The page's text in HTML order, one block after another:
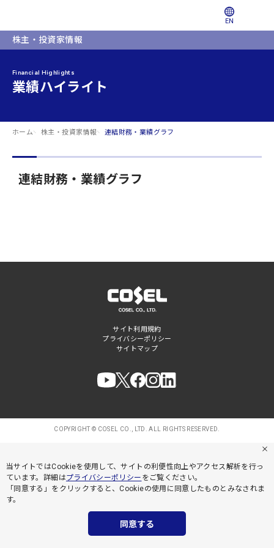
当サイトではCookieを使用して、サイトの利便性向上やアクセス解析を行っ
ています。詳細はプライバシーポリシー をご覧ください。
「同意する」をクリックすると、Cookieの使用に同意したものとみなされま
す。
同意する
EN
株主・投資家情報
Financial Highlights
業績ハイライト
ホーム 株主・投資家情報 連結財務・業績グラフ
連結財務・業績グラフ
サイト利用規約
プライバシーポリシー
サイトマップ
COPYRIGHT © COSEL CO., LTD. ALL RIGHTS RESERVED.